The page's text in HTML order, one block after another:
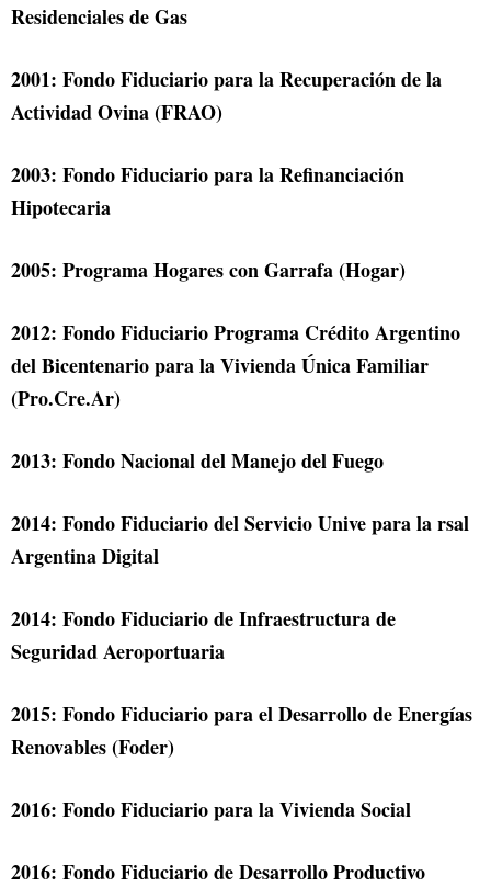
Residenciales de Gas
2001: Fondo Fiduciario para la Recuperación de la
Actividad Ovina (FRAO)
2003: Fondo Fiduciario para la Refinanciación
Hipotecaria
2005: Programa Hogares con Garrafa (Hogar)
2012: Fondo Fiduciario Programa Crédito Argentino
del Bicentenario para la Vivienda Única Familiar
(Pro.Cre.Ar)
2013: Fondo Nacional del Manejo del Fuego
2014: Fondo Fiduciario del Servicio Unive para la rsal
Argentina Digital
2014: Fondo Fiduciario de Infraestructura de
Seguridad Aeroportuaria
2015: Fondo Fiduciario para el Desarrollo de Energías
Renovables (Foder)
2016: Fondo Fiduciario para la Vivienda Social
2016: Fondo Fiduciario de Desarrollo Productivo